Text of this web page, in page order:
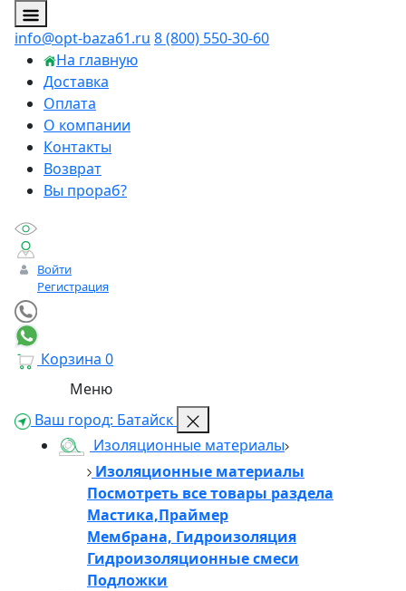
info@opt-baza61.ru 8 (800) 550-30-60
На главную
Доставка
Оплата
О компании
Контакты
Возврат
Вы прораб?
Войти
Регистрация
Корзина 0
Меню
Ваш город: Батайск
Изоляционные материалы
Изоляционные материалы
Посмотреть все товары раздела
Мастика,Праймер
Мембрана, Гидроизоляция
Гидроизоляционные смеси
Подложки